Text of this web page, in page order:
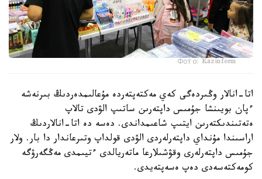
Фото: Kazinform
اتا-انالار وڭىردەگى كەي مەكتەپتەردە مۇعالىمدەردىڭ بىرنەشە
ءپان بويىنشا جۇمىس داپتەرىن ساتىپ الۋدى تالاپ
ەتەتىندىكتەرىن ايتىپ شاعىمداندى. دەسە دە اتا-انالاردىڭ
اراسىندا مۇنداي داپتەرلەردى الۋدى قولداپ وتىرعاندار دا بار. ولار
جۇمىس داپتەرلەرى وقۋشىلارعا ماتەريالدى ءتيىمدى مەڭگەرۋگە
كومەكتەسەدى دەپ ەسەپتەيدى.